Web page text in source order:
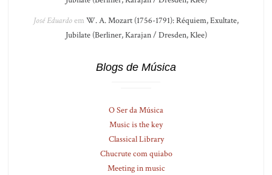
José Eduardoem W. A. Mozart (1756-1791): Réquiem, Exultate,
Jubilate (Berliner, Karajan / Dresden, Klee)
Blogs de Música
O Ser da Música
Music is the key
Classical Library
Chucrute com quiabo
Meeting in music